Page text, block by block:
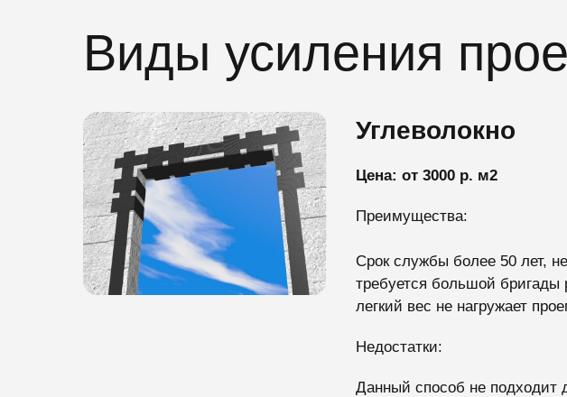
Виды усиления
Углеволокно
Цена: от 3000 р. м2
Преимущества:
Срок службы более 50 лет,
требуется большой бригады
легкий вес не нагружает
Недостатки:
Данный способ не